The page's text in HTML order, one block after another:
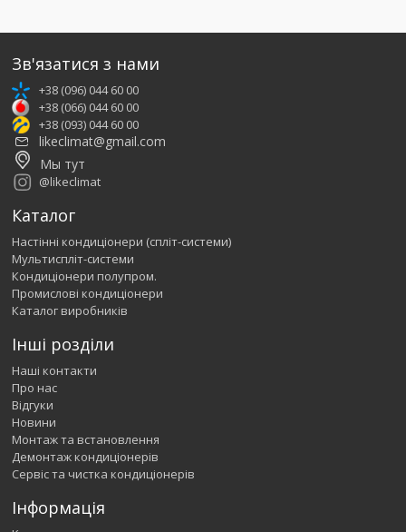
Зв'язатися з нами
+38 (096) 044 60 00
+38 (066) 044 60 00
+38 (093) 044 60 00
likeclimat@gmail.com
Мы тут
@likeclimat
Каталог
Настінні кондиціонери (спліт-системи)
Мультиспліт-системи
Кондиціонери полупром.
Промислові кондиціонери
Каталог виробників
Інші розділи
Наші контакти
Про нас
Відгуки
Новини
Монтаж та встановлення
Демонтаж кондиціонерів
Сервіс та чистка кондиціонерів
Інформація